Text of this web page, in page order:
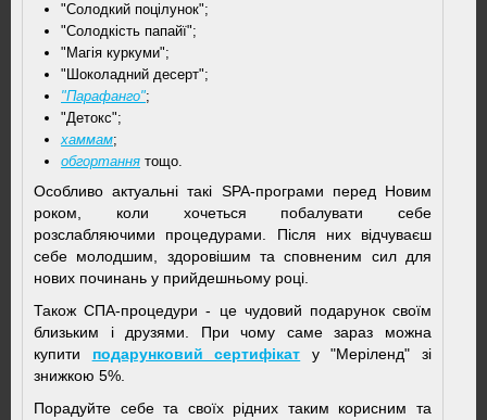
"Солодкий поцілунок";
"Солодкість папайї";
"Магія куркуми";
"Шоколадний десерт";
"Парафанго";
"Детокс";
хаммам;
обгортання тощо.
Особливо актуальні такі SPA-програми перед Новим
роком, коли хочеться побалувати себе
розслабляючими процедурами. Після них відчуваєш
себе молодшим, здоровішим та сповненим сил для
нових починань у прийдешньому році.
Також СПА-процедури - це чудовий подарунок своїм
близьким і друзями. При чому саме зараз можна
купити подарунковий сертифікат у "Меріленд" зі
знижкою 5%.
Порадуйте себе та своїх рідних таким корисним та